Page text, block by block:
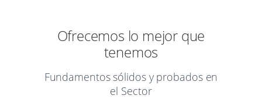
Ofrecemos lo mejor que
tenemos
Fundamentos sólidos y probados en
el Sector